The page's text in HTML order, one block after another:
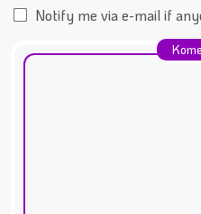
Notify me via e-mail if